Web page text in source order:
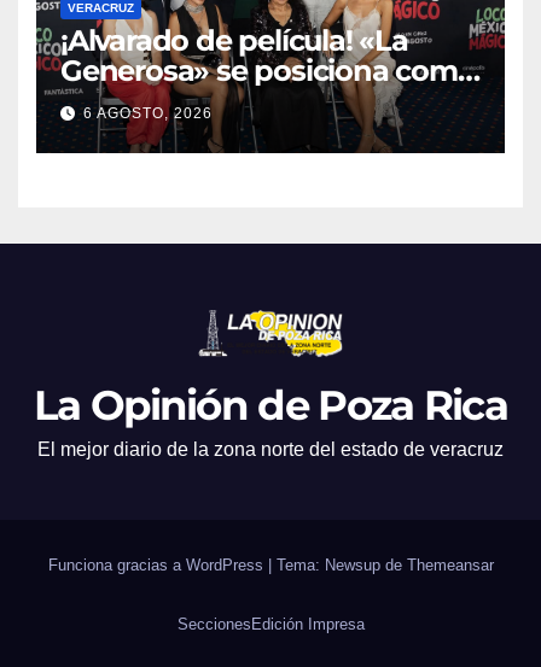
VERACRUZ
¡Alvarado de película! «La
Generosa» se posiciona como
escenario ideal para
producciones de cine y
televisión
6 AGOSTO, 2026
La Opinión de Poza Rica
El mejor diario de la zona norte del estado de veracruz
Funciona gracias a WordPress Tema: Newsup de Themeansar
SeccionesEdición Impresa